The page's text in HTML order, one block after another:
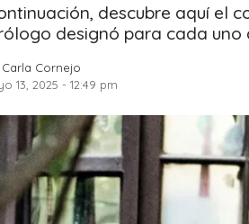
descubre aquí el
designó para cada uno
Carla Cornejo
13, 2025 - 12:49 pm